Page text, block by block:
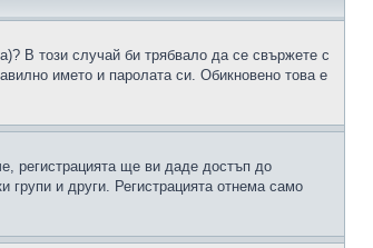
В този случай би трябвало да се свържете с
името и паролата си. Обикновено това е
регистрацията ще ви даде достъп до
и други. Регистрацията отнема само